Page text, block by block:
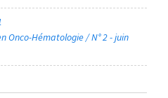
Onco-Hématologie / N° 2 - juin